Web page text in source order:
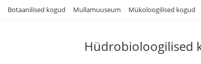
Botaanilised kogud Mullamuuseum Mükoloogilised kogud
Hüdrobioloogilised